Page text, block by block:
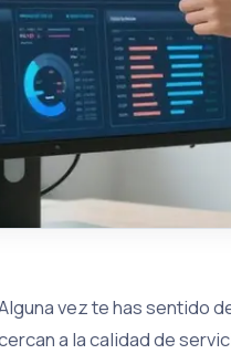
vez te has sentido
a la calidad de